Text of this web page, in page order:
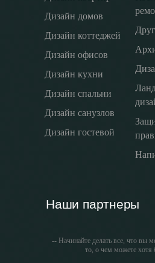
Дизайн домов
Дизайн коттеджей
Дизайн офисов
Дизайн кухни
Дизайн спальни
Дизайн санузлов
Дизайн гостевой
Наши партнеры
-- Начинайте делать все, что вы
то, о чем можете хотя